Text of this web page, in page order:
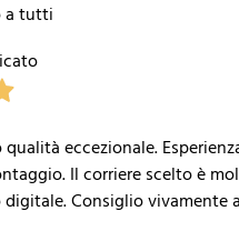
a tutti
qualità eccezionale.
Il corriere scelto è
Consiglio